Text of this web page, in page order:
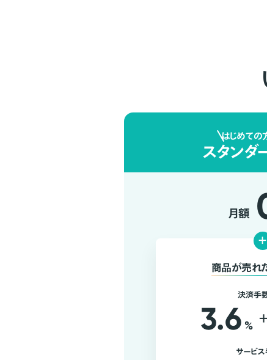
はじめての
スタンダ
月額
+
商品が売れ
決済手
3.6 %
サービ